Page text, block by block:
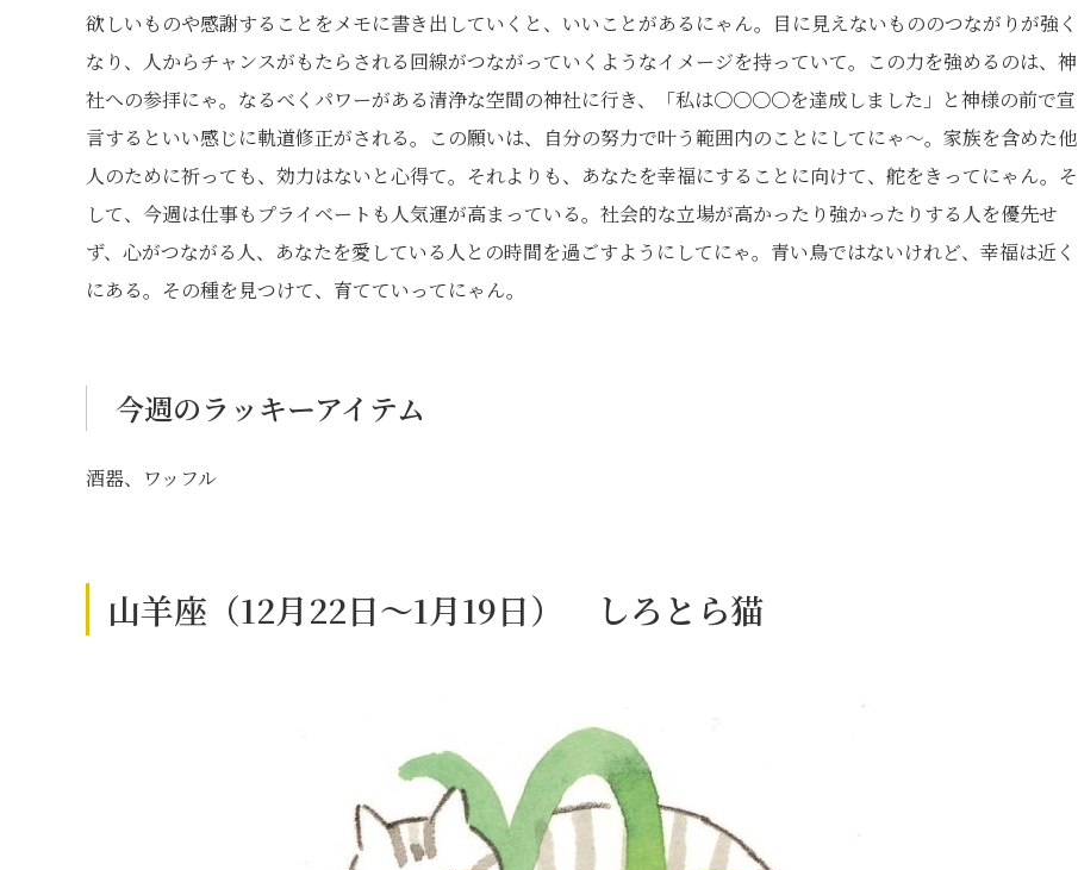
欲しいものや感謝することをメモに書き出していくと、いいことがあるにゃん。目に見えないもののつながりが強く
なり、人からチャンスがもたらされる回線がつながっていくようなイメージを持っていて。この力を強めるのは、神
社への参拝にゃ。なるべくパワーがある清浄な空間の神社に行き、「私は〇〇〇〇を達成しました」と神様の前で宣
言するといい感じに軌道修正がされる。この願いは、自分の努力で叶う範囲内のことにしてにゃ～。家族を含めた他
人のために祈っても、効力はないと心得て。それよりも、あなたを幸福にすることに向けて、舵をきってにゃん。そ
して、今週は仕事もプライベートも人気運が高まっている。社会的な立場が高かったり強かったりする人を優先せ
ず、心がつながる人、あなたを愛している人との時間を過ごすようにしてにゃ。青い鳥ではないけれど、幸福は近く
にある。その種を見つけて、育てていってにゃん。
今週のラッキーアイテム
酒器、ワッフル
山羊座（12月22日～1月19日） しろとら猫